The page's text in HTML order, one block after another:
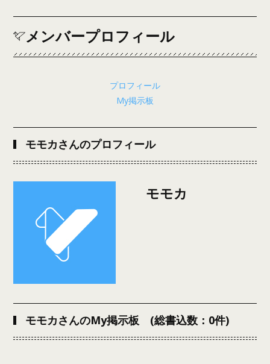
メンバープロフィール
プロフィール
My掲示板
モモカさんのプロフィール
モモカ
モモカさんのMy掲示板 (総書込数：0件)